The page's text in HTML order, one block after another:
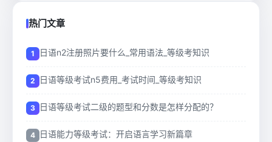
热门文章
日语n2注册照片要什么_常用语法_等级考知识
日语等级考试n5费用_考试时间_等级考知识
日语等级考试二级的题型和分数是怎样分配的？
日语能力等级考试：开启语言学习新篇章